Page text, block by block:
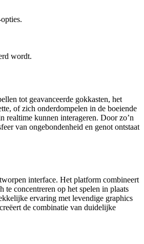
wordt.
tot geavanceerde gokkasten, het
of zich onderdompelen in de boeiende
realtime kunnen interageren. Door zo’n
van ongebondenheid en genot ontstaat
interface. Het platform combineert
concentreren op het spelen in plaats
ervaring met levendige graphics
de combinatie van duidelijke